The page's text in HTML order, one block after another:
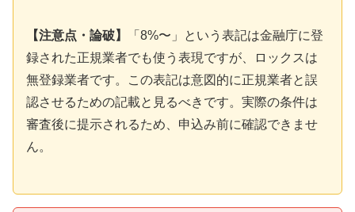
【注意点・論破】
「8%〜」という表記は金融庁に登
録された正規業者でも使う表現ですが、ロックスは
無登録業者です。この表記は意図的に正規業者と誤
認させるための記載と見るべきです。実際の条件は
審査後に提示されるため、申込み前に確認できませ
ん。